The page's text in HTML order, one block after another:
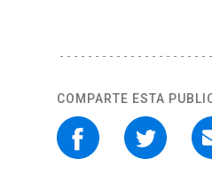
COMPARTE ESTA